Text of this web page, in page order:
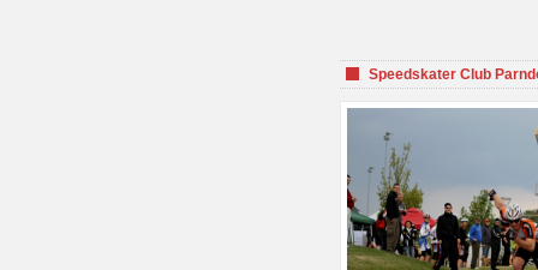
Speedskater Club